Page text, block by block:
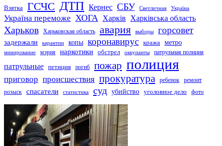
Взятка ГСЧС ДТП Кернес СБУ Светличная Україна
Україна переможе ХОГА Харків Харківська область
Харьков Харьковская область авария выборы горсовет
задержали карантин копы коронавирус кража метро
минирование мэрия наркотики обстрел оккупанты патрульная полиция
патрульные петиция погиб пожар полиция
приговор происшествия прокуратура ребенок
ремонт
розыск
спасатели статистика суд убийство уголовное дело фото